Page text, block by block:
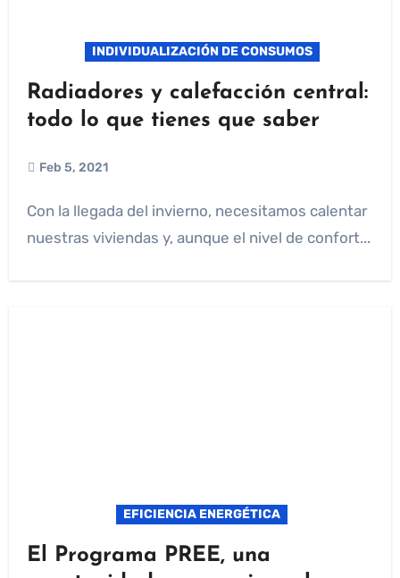
INDIVIDUALIZACIÓN DE CONSUMOS
Radiadores y calefacción central:
todo lo que tienes que saber
Feb 5, 2021
Con la llegada del invierno, necesitamos calentar
nuestras viviendas y, aunque el nivel de confort...
EFICIENCIA ENERGÉTICA
El Programa PREE, una